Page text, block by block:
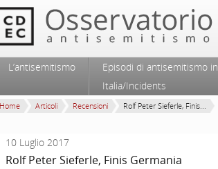
Menu principale
Vai al contenuto principale
Vai al contenuto secondario
L’antisemitismo
Episodi di antisemitismo in
Italia/Incidents
Home Articoli Recensioni Rolf Peter Sieferle, Finis...
10 Luglio 2017
Rolf Peter Sieferle, Finis Germania